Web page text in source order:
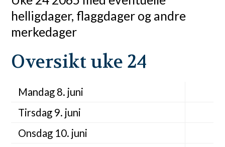
helligdager, flaggdager og andre
merkedager
Oversikt uke 24
Mandag 8. juni
Tirsdag 9. juni
Onsdag 10. juni